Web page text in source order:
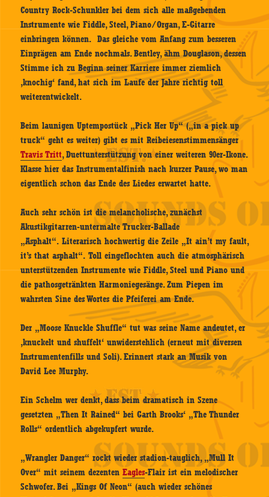
Country Rock-Schunkler bei dem sich alle maßgebenden
Instrumente wie Fiddle, Steel, Piano/Organ, E-Gitarre
einbringen können. Das gleiche vom Anfang zum besseren
Einprägen am Ende nochmals. Bentley, ähm Douglason, dessen
Stimme ich zu Beginn seiner Karriere immer ziemlich
‚knochig‘ fand, hat sich im Laufe der Jahre richtig toll
weiterentwickelt.
Beim launigen Uptempostück „Pick Her Up“ („in a pick up
truck“ geht es weiter) gibt es mit Reibeiesenstimmensänger
Travis Tritt, Duettunterstützung von einer weiteren 90er-Ikone.
Klasse hier das Instrumentalfinish nach kurzer Pause, wo man
eigentlich schon das Ende des Liedes erwartet hatte.
Auch sehr schön ist die melancholische, zunächst
Akustikgitarren-untermalte Trucker-Ballade
„Asphalt“. Literarisch hochwertig die Zeile „It ain’t my fault,
it’s that asphalt“. Toll eingeflochten auch die atmosphärisch
unterstützenden Instrumente wie Fiddle, Steel und Piano und
die pathosgetränkten Harmoniegesänge. Zum Piepen im
wahrsten Sine des Wortes die Pfeiferei am Ende.
Der „Moose Knuckle Shuffle“ tut was seine Name andeutet, er
‚knuckelt und shuffelt‘ unwiderstehlich (erneut mit diversen
Instrumentenfills und Soli). Erinnert stark an Musik von
David Lee Murphy.
Ein Schelm wer denkt, dass beim dramatisch in Szene
gesetzten „Then It Rained“ bei Garth Brooks‘ „The Thunder
Rolls“ ordentlich abgekupfert wurde.
„Wrangler Danger“ rockt wieder stadion-tauglich, „Mull It
Over“ mit seinem dezentenEagles-Flair ist ein melodischer
Schwofer. Bei „Kings Of Neon“ (auch wieder schönes